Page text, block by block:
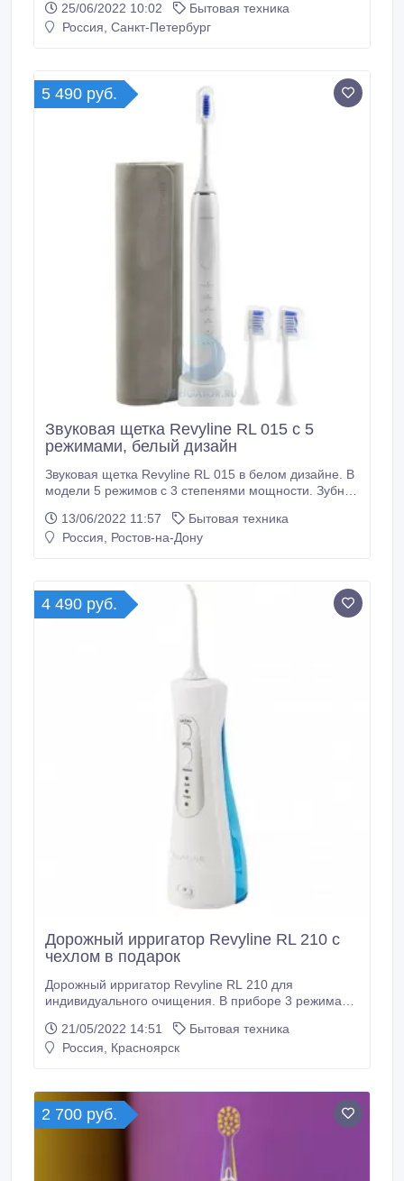
2 насадки и бокс для перевозки щетки. Сайт -
https://spb.irrigator.ru/revyline-rl-030.html.
25/06/2022 10:02
Бытовая техника
Россия, Санкт-Петербург
5 490 руб.
Звуковая щетка Revyline RL 015 с 5
режимами, белый дизайн
Звуковая щетка Revyline RL 015 в белом дизайне. В
модели 5 режимов с 3 степенями мощности. Зубная
брекетов. В наборе 3 насадки, база-зарядка,
дорожный чехол из экокожи. Сайт -
13/06/2022 11:57
Бытовая техника
Россия, Ростов-на-Дону
4 490 руб.
Дорожный ирригатор Revyline RL 210 с
чехлом в подарок
Дорожный ирригатор Revyline RL 210 для
индивидуального очищения. В приборе 3 режима
ирригатору прилагаются 2 насадки, кабель USB для
заряда батареи, дорожный чехол. Сайт -
21/05/2022 14:51
Бытовая техника
Россия, Красноярск
2 700 руб.